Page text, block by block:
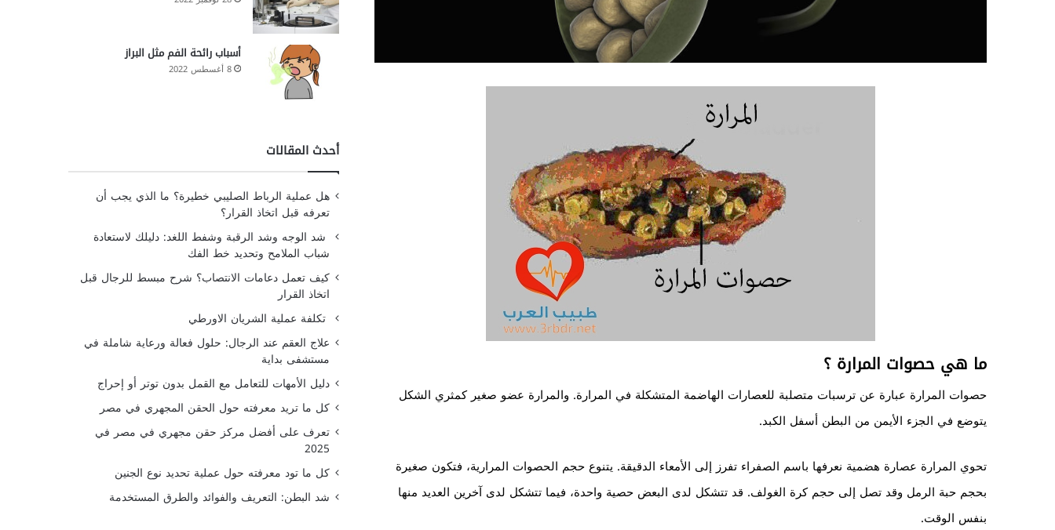
ما هي حصوات المرارة ؟
حصوات المرارة عبارة عن ترسبات متصلبة للعصارات الهاضمة المتشكلة في المرارة. والمرارة عضو صغير كمثري الشكل
يتوضع في الجزء الأيمن من البطن أسفل الكبد.
تحوي المرارة عصارة هضمية نعرفها باسم الصفراء تفرز إلى الأمعاء الدقيقة. يتنوع حجم الحصوات المرارية، فتكون صغيرة
بحجم حبة الرمل وقد تصل إلى حجم كرة الغولف. قد تتشكل لدى البعض حصية واحدة، فيما تتشكل لدى آخرين العديد منها
بنفس الوقت.
أسباب رائحة الفم مثل البراز
8 أغسطس 2022
أحدث المقالات
هل عملية الرباط الصليبي خطيرة؟ ما الذي يجب أن
تعرفه قبل اتخاذ القرار؟
شد الوجه وشد الرقبة وشفط اللغد: دليلك لاستعادة
شباب الملامح وتحديد خط الفك
كيف تعمل دعامات الانتصاب؟ شرح مبسط للرجال قبل
اتخاذ القرار
تكلفة عملية الشريان الاورطي
علاج العقم عند الرجال: حلول فعالة ورعاية شاملة في
مستشفى بداية
دليل الأمهات للتعامل مع القمل بدون توتر أو إحراج
كل ما تريد معرفته حول الحقن المجهري في مصر
تعرف على أفضل مركز حقن مجهري في مصر في
2025
كل ما تود معرفته حول عملية تحديد نوع الجنين
شد البطن: التعريف والفوائد والطرق المستخدمة